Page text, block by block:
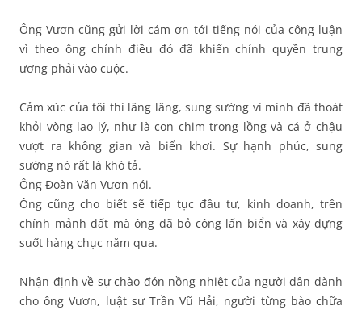
Ông Vươn cũng gửi lời cám ơn tới tiếng nói của công luận
vì theo ông chính điều đó đã khiến chính quyền trung
ương phải vào cuộc.
Cảm xúc của tôi thì lâng lâng, sung sướng vì mình đã thoát
khỏi vòng lao lý, như là con chim trong lồng và cá ở chậu
vượt ra không gian và biển khơi. Sự hạnh phúc, sung
sướng nó rất là khó tả.
Ông Đoàn Văn Vươn nói.
Ông cũng cho biết sẽ tiếp tục đầu tư, kinh doanh, trên
chính mảnh đất mà ông đã bỏ công lấn biển và xây dựng
suốt hàng chục năm qua.
Nhận định về sự chào đón nồng nhiệt của người dân dành
cho ông Vươn, luật sư Trần Vũ Hải, người từng bào chữa